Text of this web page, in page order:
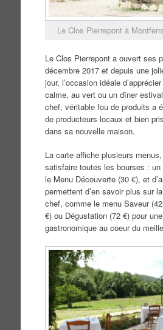
Le Clos Pierrepont à
Le Clos Pierrepont a ouvert ses
décembre 2017 et depuis une
jour, l’occasion idéale
calme, au vert ou un dîner
chef, véritable fou de produits a
de producteurs locaux et bien
dans sa nouvelle maison.
La carte affiche plusieurs
satisfaire toutes les bourses :
le Menu Découverte (30 €), et
permettent d’en savoir plus sur
chef, comme le menu Saveur
€) ou Dégustation (72 €) pour
gastronomique au coeur du